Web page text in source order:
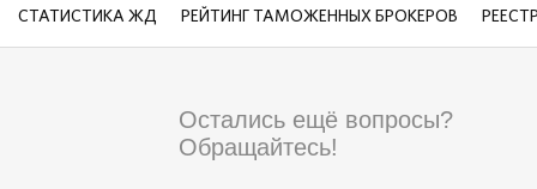
СТАТИСТИКА ЖД РЕЙТИНГ ТАМОЖЕННЫХ БРОКЕРОВ
Остались ещё вопросы?
Обращайтесь!